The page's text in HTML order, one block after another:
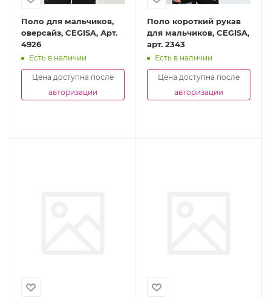
Поло для мальчиков,
оверсайз, CEGISA, Арт.
4926
Есть в наличии
Цена доступна после
авторизации
Поло короткий рукав
для мальчиков, CEGISA,
арт. 2343
Есть в наличии
Цена доступна после
авторизации